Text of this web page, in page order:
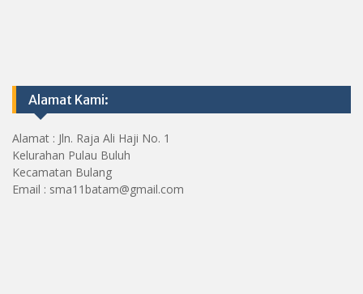
Alamat Kami:
Alamat : Jln. Raja Ali Haji No. 1
Kelurahan Pulau Buluh
Kecamatan Bulang
Email : sma11batam@gmail.com